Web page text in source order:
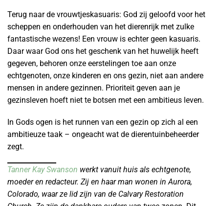
Terug naar de vrouwtjeskasuaris: God zij geloofd voor het
scheppen en onderhouden van het dierenrijk met zulke
fantastische wezens! Een vrouw is echter geen kasuaris.
Daar waar God ons het geschenk van het huwelijk heeft
gegeven, behoren onze eerstelingen toe aan onze
echtgenoten, onze kinderen en ons gezin, niet aan andere
mensen in andere gezinnen. Prioriteit geven aan je
gezinsleven hoeft niet te botsen met een ambitieus leven.
In Gods ogen is het runnen van een gezin op zich al een
ambitieuze taak – ongeacht wat de dierentuinbeheerder
zegt.
Tanner Kay Swanson werkt vanuit huis als echtgenote,
moeder en redacteur. Zij en haar man wonen in Aurora,
Colorado, waar ze lid zijn van de Calvary Restoration